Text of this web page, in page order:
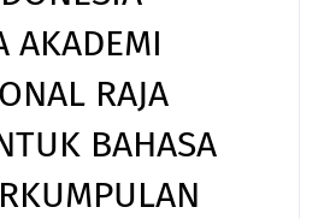
AKADEMI
RAJA
BAHASA